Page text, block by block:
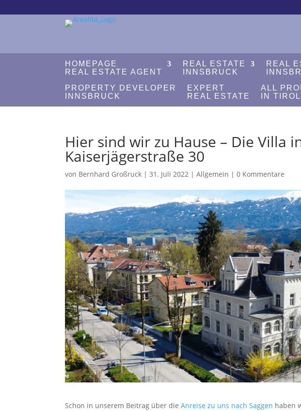
HOMEPAGE
REAL ESTATE AGENT
REAL ESTATE
INNSBRUCK
REAL
PROPERTY DEVELOPER
INNSBRUCK
EXPERT
REAL ESTATE
ALL
IN TIROL
Hier sind wir zu Hause – Die Villa
Kaiserjägerstraße 30
von Bernhard Großruck |31. Juli 2022 |Allgemein |0 Kommentare
Schon in unserem Beitrag über dieAnreise zu uns nach Saggen haben